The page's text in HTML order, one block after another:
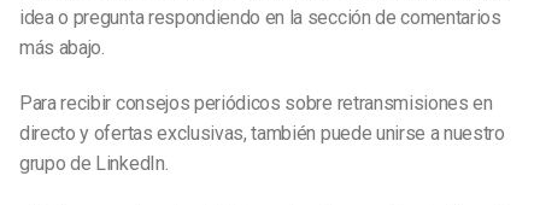
idea o pregunta respondiendo en la sección de comentarios
más abajo.
Para recibir consejos periódicos sobre retransmisiones en
directo y ofertas exclusivas, también puede unirse a nuestro
grupo de LinkedIn.